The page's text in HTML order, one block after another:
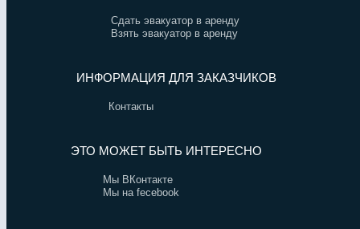
Сдать эвакуатор в аренду
Взять эвакуатор в аренду
ИНФОРМАЦИЯ ДЛЯ ЗАКАЗЧИКОВ
Контакты
ЭТО МОЖЕТ БЫТЬ ИНТЕРЕСНО
Мы ВКонтакте
Мы на fecebook